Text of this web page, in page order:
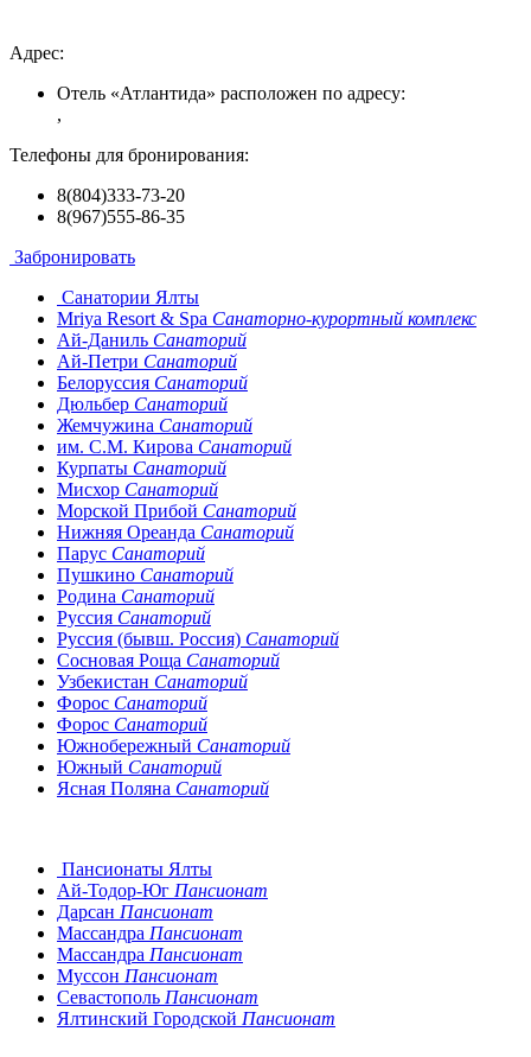
Адрес:
Отель «Атлантида» расположен по адресу:
,
Телефоны для бронирования:
8(804)333-73-20
8(967)555-86-35
Забронировать
Санатории Ялты
Mriya Resort & Spa Санаторно-курортный комплекс
Ай-Даниль Санаторий
Ай-Петри Санаторий
Белоруссия Санаторий
Дюльбер Санаторий
Жемчужина Санаторий
им. С.М. Кирова Санаторий
Курпаты Санаторий
Мисхор Санаторий
Морской Прибой Санаторий
Нижняя Ореанда Санаторий
Парус Санаторий
Пушкино Санаторий
Родина Санаторий
Руссия Санаторий
Руссия (бывш. Россия) Санаторий
Сосновая Роща Санаторий
Узбекистан Санаторий
Форос Санаторий
Форос Санаторий
Южнобережный Санаторий
Южный Санаторий
Ясная Поляна Санаторий
Пансионаты Ялты
Ай-Тодор-Юг Пансионат
Дарсан Пансионат
Массандра Пансионат
Массандра Пансионат
Муссон Пансионат
Севастополь Пансионат
Ялтинский Городской Пансионат